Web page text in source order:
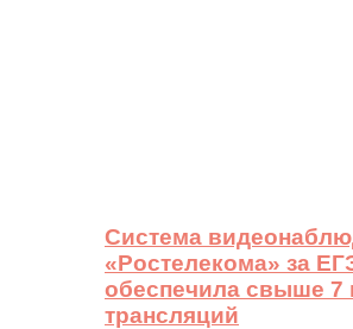
Система
«Ростелекома» за
обеспечила свыше 7
трансляций